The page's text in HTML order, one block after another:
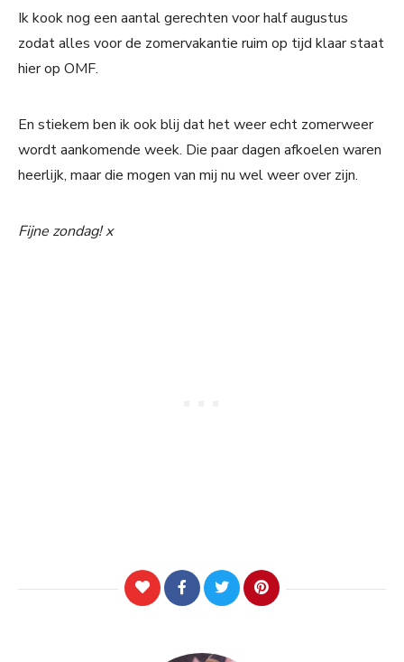
Ik kook nog een aantal gerechten voor half augustus
zodat alles voor de zomervakantie ruim op tijd klaar staat
hier op OMF.
En stiekem ben ik ook blij dat het weer echt zomerweer
wordt aankomende week. Die paar dagen afkoelen waren
heerlijk, maar die mogen van mij nu wel weer over zijn.
Fijne zondag! x